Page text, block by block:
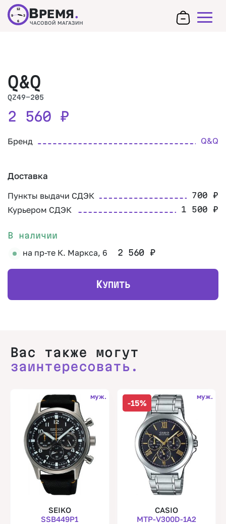
12
3
6
9 ВРЕМЯ.
ЧАСОВОЙ МАГАЗИН
Q&Q
QZ49-205
2 560 ₽
Бренд Q&Q
Доставка
Пункты выдачи СДЭК 700₽
Курьером СДЭК 1 500₽
В наличии
на пр-те К. Маркса, 6 2 560 ₽
КУПИТЬ
Вас также могут
заинтересовать.
муж.
SEIKO
SSB449P1
-15%
муж.
CASIO
MTP-V300D-1A2